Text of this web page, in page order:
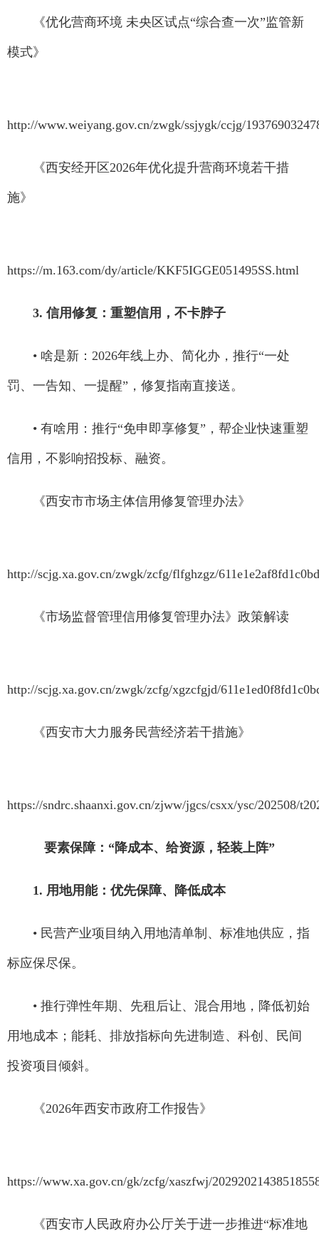
《优化营商环境 未央区试点“综合查一次”监管新
模式》
http://www.weiyang.gov.cn/zwgk/ssjygk/ccjg/
《西安经开区2026年优化提升营商环境若干措
施》
https://m.163.com/dy/article/KKF5IGGE051495SS.html
3. 信用修复：重塑信用，不卡脖子
• 啥是新：2026年线上办、简化办，推行“一处
罚、一告知、一提醒”，修复指南直接送。
• 有啥用：推行“免申即享修复”，帮企业快速重塑
信用，不影响招投标、融资。
《西安市市场主体信用修复管理办法》
http://scjg.xa.gov.cn/zwgk/zcfg/flfghzgz/
《市场监督管理信用修复管理办法》政策解读
http://scjg.xa.gov.cn/zwgk/zcfg/xgzcfgjd/
《西安市大力服务民营经济若干措施》
https://sndrc.shaanxi.gov.cn/zjww/jgcs/csxx/ysc/202508/
要素保障：“降成本、给资源，轻装上阵”
1. 用地用能：优先保障、降低成本
• 民营产业项目纳入用地清单制、标准地供应，指
标应保尽保。
• 推行弹性年期、先租后让、混合用地，降低初始
用地成本；能耗、排放指标向先进制造、科创、民间
投资项目倾斜。
《2026年西安市政府工作报告》
https://www.xa.gov.cn/gk/zcfg/xaszfwj/
《西安市人民政府办公厅关于进一步推进“标准地